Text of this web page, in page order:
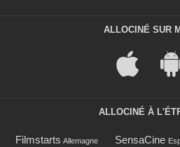
ALLOCINÉ SUR
ALLOCINÉ À
Filmstarts Allemagne SensaCine